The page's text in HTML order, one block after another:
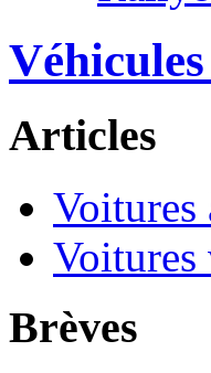
Articles
Voitures
Voitures
Brèves